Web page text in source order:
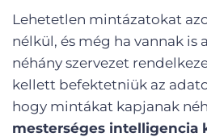
Lehetetlen mintázatokat
nélkül, és még ha vannak is
néhány szervezet
kellett befektetniük az
hogy mintákat kapjanak
mesterséges intelligencia